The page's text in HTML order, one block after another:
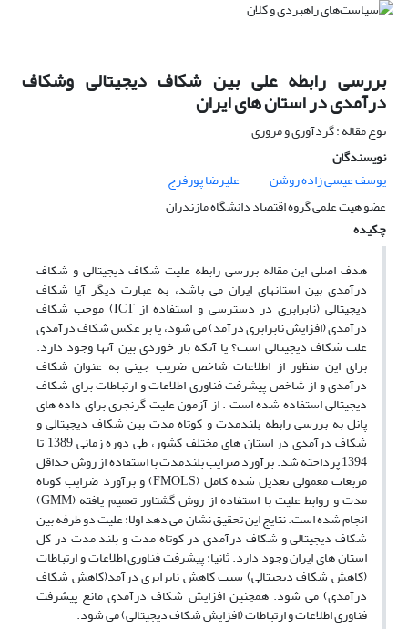
بررسی رابطه علی بین شکاف دیجیتالی وشکاف
درآمدی در استان های ایران
نوع مقاله : گردآوری و مروری
نویسندگان
یوسف عیسی زاده روشن
علیرضا پورفرج
عضو هیت علمی گروه اقتصاد دانشگاه مازندران
چکیده
هدف اصلی این مقاله بررسی رابطه علیت شکاف دیجیتالی و شکاف
درآمدی بین استانهای ایران می باشد، به عبارت دیگر آیا شکاف
دیجیتالی (نابرابری در دسترسی و استفاده از ICT) موجب شکاف
درآمدی (افزایش نابرابری درآمد) می شود، یا بر عکس شکاف درآمدی
علت شکاف دیجیتالی است؟ یا آنکه باز خوردی بین آنها وجود دارد.
برای این منظور از اطلاعات شاخص ضریب جینی به عنوان شکاف
درآمدی و از شاخص پیشرفت فناوری اطلاعات و ارتباطات برای شکاف
دیجیتالی استفاده شده است . از آزمون علیت گرنجری برای داده های
پانل به بررسی رابطه بلندمدت و کوتاه مدت بین شکاف دیجیتالی و
شکاف درآمدی در استان های مختلف کشور، طی دوره زمانی 1389 تا
1394 پرداخته شد. برآورد ضرایب بلندمدت با استفاده از روش حداقل
مربعات معمولی تعدیل شده کامل (FMOLS) و برآورد ضرایب کوتاه
مدت و روابط علیت با استفاده از روش گشتاور تعمیم یافته (GMM)
انجام شده است. نتایج این تحقیق نشان می دهد اولا: علیت دو طرفه بین
شکاف دیجیتالی و شکاف درآمدی در کوتاه مدت و بلند مدت در کل
استان های ایران وجود دارد. ثانیا: پیشرفت فناوری اطلاعات و ارتباطات
(کاهش شکاف دیجیتالی) سبب کاهش نابرابری درآمد(کاهش شکاف
درآمدی) می شود. همچنین افزایش شکاف درآمدی مانع پیشرفت
فناوری اطلاعات و ارتباطات (افزایش شکاف دیجیتالی) می شود.